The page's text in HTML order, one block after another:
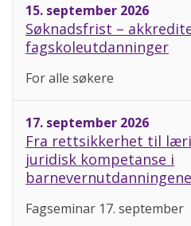
15. september 2026
Søknadsfrist –
fagskoleutdanninger
For alle søkere
17. september 2026
Fra rettsikkerhet til
juridisk kompetanse i
barnevernutdanningene
Fagseminar 17. september